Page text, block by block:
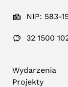
NIP: 583-
32 1500
Wydarzenia
Projekty